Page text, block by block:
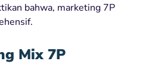
bahwa, marketing 7P
Mix 7P